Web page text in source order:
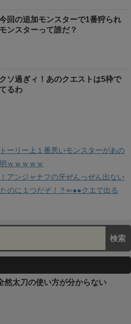
今回の追加モンスターで1番狩られ
ンスターって誰だ？
クソ過ぎィ！あのクエストは5枠で
るわ
ーリー上１番悪いモンスターがあの
ｗｗｗｗｗ
アンジャナフの牙ぜんっぜん出ない
のに１つだぞ！？⇐●●クエで出る
然太刀の使い方が分からない